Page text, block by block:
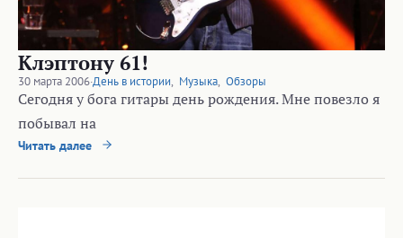
Клэптону 61!
30 марта 2006·День в истории, Музыка, Обзоры
Сегодня у бога гитары день рождения. Мне повезло я
побывал на
Читать далее